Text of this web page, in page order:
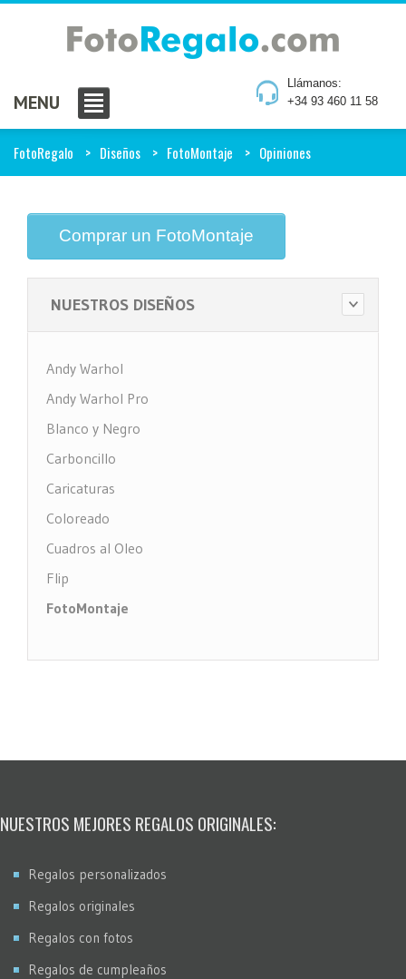
Llámanos:
+34 93 460 11 58
MENU
FotoRegalo Diseños FotoMontaje Opiniones
Comprar un FotoMontaje
NUESTROS DISEÑOS
Andy Warhol
Andy Warhol Pro
Blanco y Negro
Carboncillo
Caricaturas
Coloreado
Cuadros al Oleo
Flip
FotoMontaje
Puntos
Stencil
NUESTROS MEJORES REGALOS ORIGINALES:
Regalos personalizados
Regalos originales
Regalos con fotos
Regalos de cumpleaños